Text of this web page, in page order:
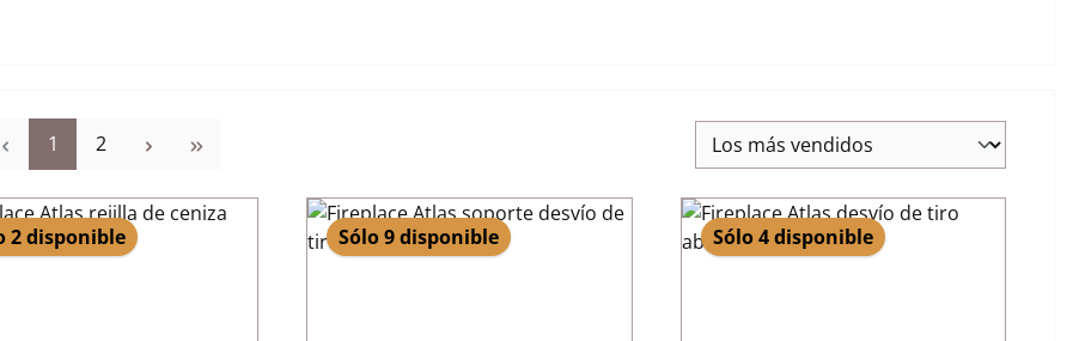
Página
1 Página
2
2 disponible Sólo 9 disponible Sólo 4 disponible